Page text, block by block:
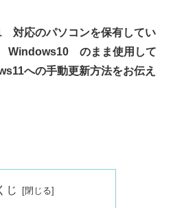
対応のパソコンを保有してい
Windows10 のまま使用して
への手動更新方法をお伝え
じ